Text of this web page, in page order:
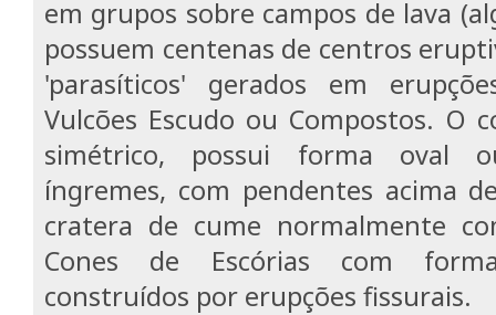
em grupos sobre campos de lava
possuem centenas de centros
'parasíticos' gerados em
Vulcões Escudo ou Compostos. O
simétrico, possui forma oval
íngremes, com pendentes acima
cratera de cume normalmente
Cones de Escórias com
construídos por erupções fissurais.